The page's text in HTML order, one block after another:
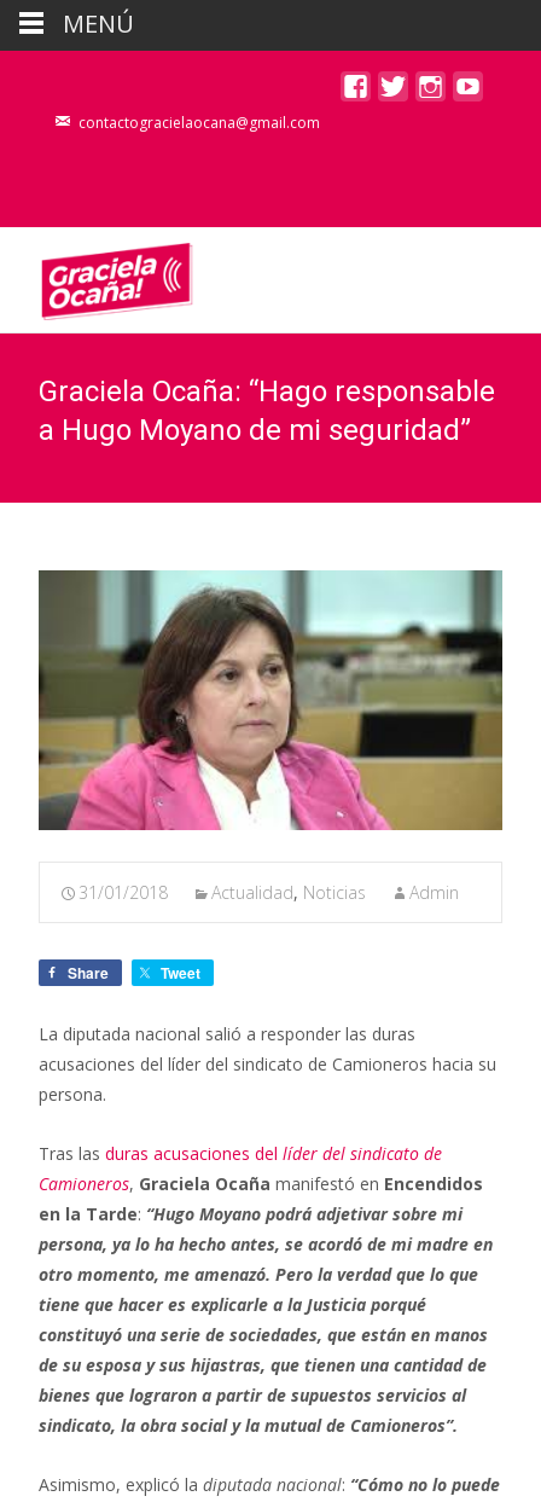
contactogracielaocana@gmail.com
Graciela Ocaña: “Hago responsable
a Hugo Moyano de mi seguridad”
31/01/2018 Actualidad, Noticias Admin
Share Tweet
La diputada nacional salió a responder las duras
acusaciones del líder del sindicato de Camioneros hacia su
persona.
Tras las duras acusaciones del líder del sindicato de
Camioneros, Graciela Ocaña manifestó en Encendidos
en la Tarde: “Hugo Moyano podrá adjetivar sobre mi
persona, ya lo ha hecho antes, se acordó de mi madre en
otro momento, me amenazó. Pero la verdad que lo que
tiene que hacer es explicarle a la Justicia porqué
constituyó una serie de sociedades, que están en manos
de su esposa y sus hijastras, que tienen una cantidad de
bienes que lograron a partir de supuestos servicios al
sindicato, la obra social y la mutual de Camioneros”.
Asimismo, explicó la diputada nacional: “Cómo no lo puede
MENÚ